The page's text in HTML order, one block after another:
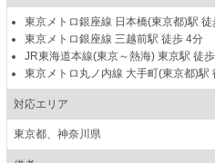
東京メトロ銀座線 日本橋(東京都)駅 徒
東京メトロ銀座線 三越前駅 徒歩 4分
JR東海道本線(東京～熱海) 東京駅 徒
東京メトロ丸ノ内線 大手町(東京都)駅
対応エリア
東京都、神奈川県